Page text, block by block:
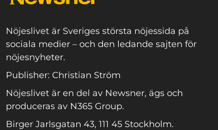
Nöjeslivet är Sveriges största nöjessida på
sociala medier – och den ledande sajten för
nöjesnyheter.
Publisher: Christian Ström
Nöjeslivet är en del av Newsner, ägs och
produceras av N365 Group.
Birger Jarlsgatan 43, 111 45 Stockholm.